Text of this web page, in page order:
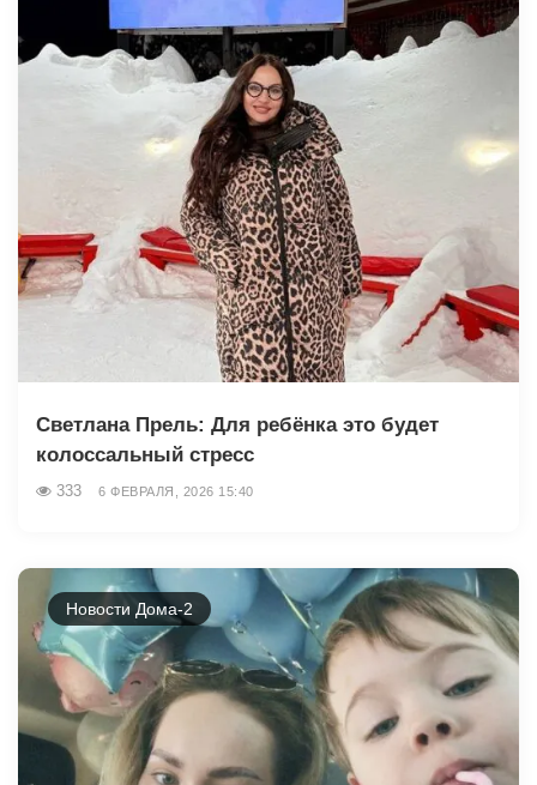
Светлана Прель: Для ребёнка это будет
колоссальный стресс
333 6 ФЕВРАЛЯ, 2026 15:40
Новости Дома-2